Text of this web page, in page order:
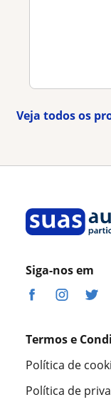
Veja todos os
Siga-nos em
Termos e
Política de
Política de